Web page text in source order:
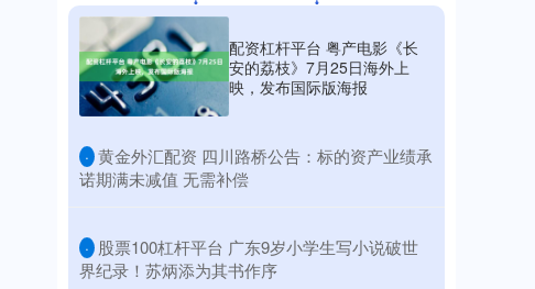
配资杠杆平台 粤产电影《长
安的荔枝》7月25日海外上
映，发布国际版海报
· ​黄金外汇配资 四川路桥公告：标的资产业绩承
诺期满未减值 无需补偿
· ​股票100杠杆平台 广东9岁小学生写小说破世
界纪录！苏炳添为其书作序